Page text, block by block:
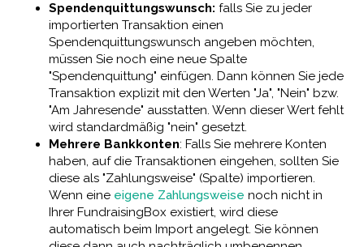
Spendenquittungswunsch: falls Sie zu jeder
importierten Transaktion einen
Spendenquittungswunsch angeben möchten,
müssen Sie noch eine neue Spalte
"Spendenquittung" einfügen. Dann können Sie jede
Transaktion explizit mit den Werten "Ja", "Nein" bzw.
"Am Jahresende" ausstatten. Wenn dieser Wert fehlt
wird standardmäßig "nein" gesetzt.
Mehrere Bankkonten: Falls Sie mehrere Konten
haben, auf die Transaktionen eingehen, sollten Sie
diese als "Zahlungsweise" (Spalte) importieren.
Wenn eine eigene Zahlungsweise noch nicht in
Ihrer FundraisingBox existiert, wird diese
automatisch beim Import angelegt. Sie können